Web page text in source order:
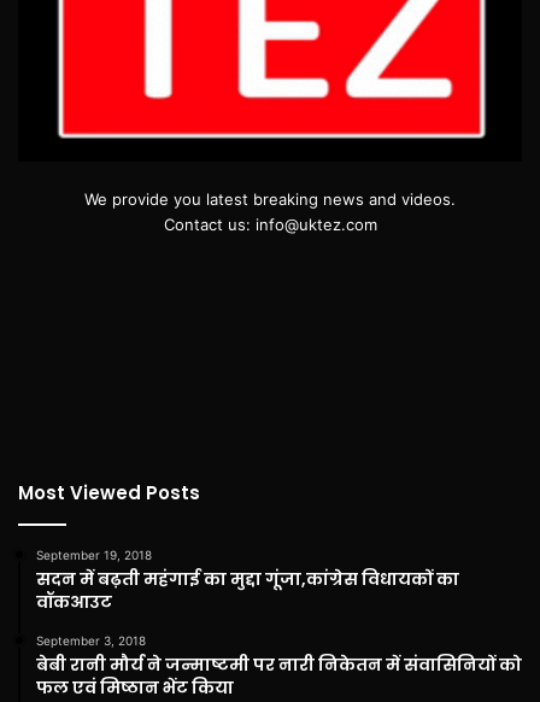
We provide you latest breaking news and videos.
Contact us: info@uktez.com
Most Viewed Posts
September 19, 2018
सदन में बढ़ती महंगाई का मुद्दा गूंजा,कांग्रेस विधायकों का
वॉकआउट
September 3, 2018
बेबी रानी मौर्य ने जन्माष्टमी पर नारी निकेतन में संवासिनियों को
फल एवं मिष्ठान भेंट किया